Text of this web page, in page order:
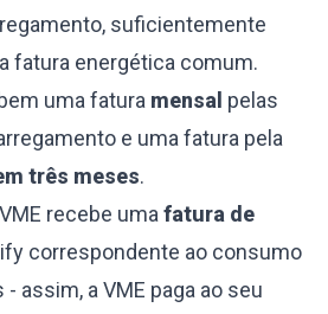
suficientemente
fatura energética comum.
uma fatura mensal pelas
e uma fatura pela
três meses.
recebe uma fatura de
correspondente ao consumo
assim, a VME paga ao seu